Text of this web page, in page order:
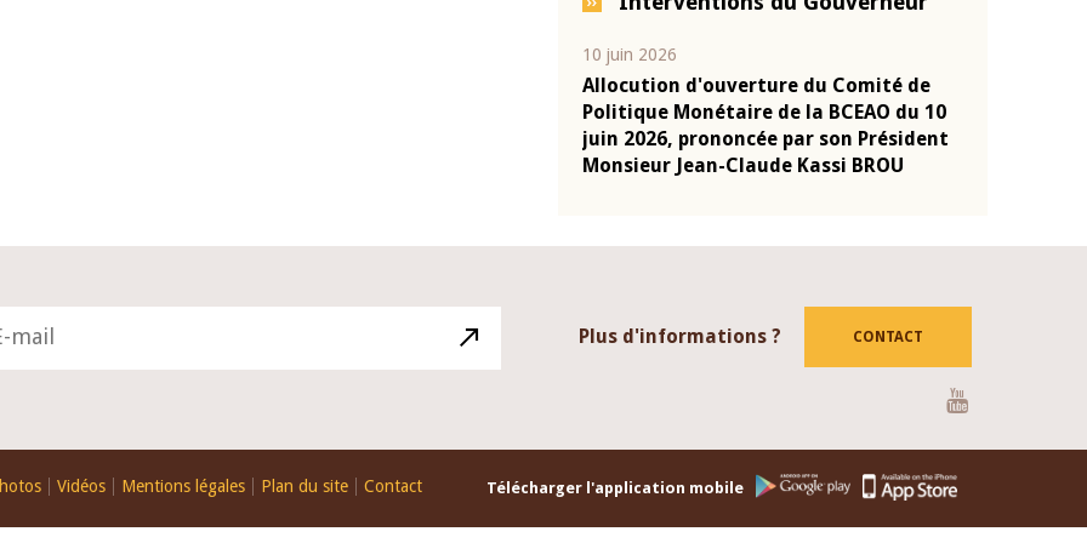
juin 2026, prononcée par son Président
04 mars 2026
Allocution d'ouverture du Comité de
Politique Monétaire de la BCEAO du 4
mars 2026, prononcée par son Président
Monsieur Jean-Claude Kassi BROU
Plus d'informations ? CONTACT
Vidéos Mentions légales Plan du site Contact Télécharger l'application mobile